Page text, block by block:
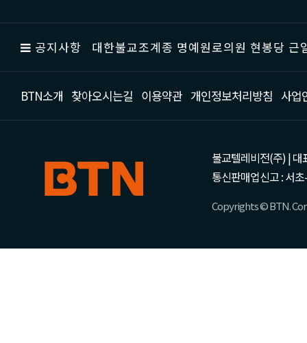
공지사항 대한불교조계종 명예원로의원 현봉당
BTN소개 찾아오시는길 이용약관 개인정보처리방침 사업
불교텔레비전(주) | 대
통신판매업신고 : 서
Copyrights © BTN.